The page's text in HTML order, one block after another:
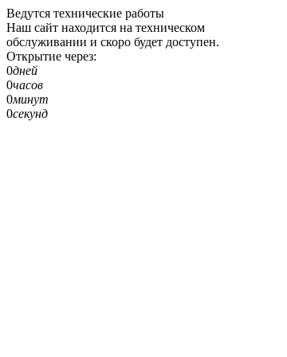
Ведутся технические работы
Наш сайт находится на техническом
обслуживании и скоро будет доступен.
Открытие через:
0дней
0часов
0минут
0секунд